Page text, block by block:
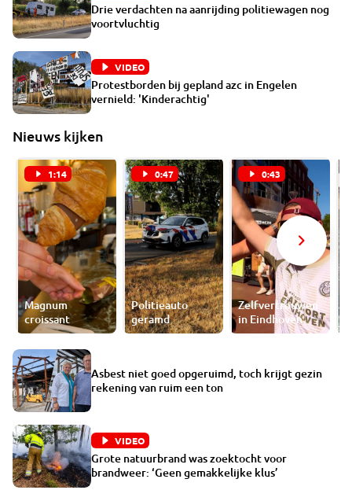
Drie verdachten na aanrijding politiewagen nog
voortvluchtig
VIDEO
Protestborden bij gepland azc in Engelen
vernield: 'Kinderachtig'
Nieuws kijken
1:14
Magnum
croissant
0:47
Politieauto
geramd
0:43
Zelfvertrouwen
in Eindhoven
Asbest niet goed opgeruimd, toch krijgt gezin
rekening van ruim een ton
VIDEO
Grote natuurbrand was zoektocht voor
brandweer: ‘Geen gemakkelijke klus’